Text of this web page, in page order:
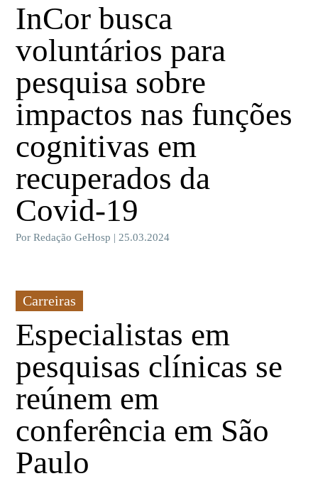
InCor busca
voluntários para
pesquisa sobre
impactos nas funções
cognitivas em
recuperados da
Covid-19
Por Redação GeHosp | 25.03.2024
Carreiras
Especialistas em
pesquisas clínicas se
reúnem em
conferência em São
Paulo